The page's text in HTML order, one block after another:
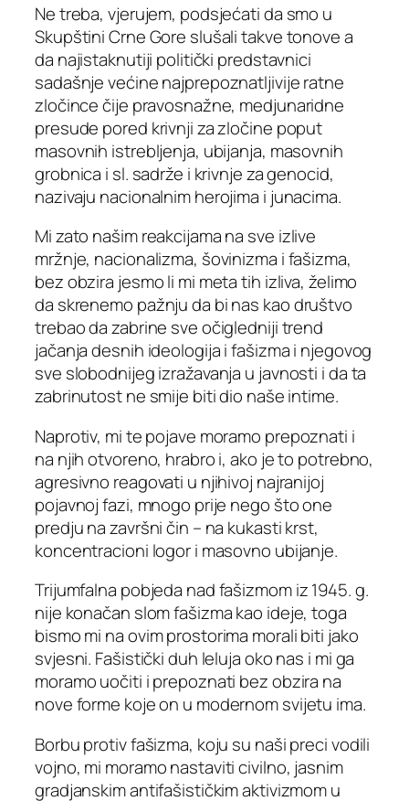
Ne treba, vjerujem, podsjećati da smo u
Skupštini Crne Gore slušali takve tonove a
da najistaknutiji politički predstavnici
sadašnje većine najprepoznatljivije ratne
zločince čije pravosnažne, medjunaridne
presude pored krivnji za zločine poput
masovnih istrebljenja, ubijanja, masovnih
grobnica i sl. sadrže i krivnje za genocid,
nazivaju nacionalnim herojima i junacima.
Mi zato našim reakcijama na sve izlive
mržnje, nacionalizma, šovinizma i fašizma,
bez obzira jesmo li mi meta tih izliva, želimo
da skrenemo pažnju da bi nas kao društvo
trebao da zabrine sve očigledniji trend
jačanja desnih ideologija i fašizma i njegovog
sve slobodnijeg izražavanja u javnosti i da ta
zabrinutost ne smije biti dio naše intime.
Naprotiv, mi te pojave moramo prepoznati i
na njih otvoreno, hrabro i, ako je to potrebno,
agresivno reagovati u njihivoj najranijoj
pojavnoj fazi, mnogo prije nego što one
predju na završni čin – na kukasti krst,
koncentracioni logor i masovno ubijanje.
Trijumfalna pobjeda nad fašizmom iz 1945. g.
nije konačan slom fašizma kao ideje, toga
bismo mi na ovim prostorima morali biti jako
svjesni. Fašistički duh leluja oko nas i mi ga
moramo uočiti i prepoznati bez obzira na
nove forme koje on u modernom svijetu ima.
Borbu protiv fašizma, koju su naši preci vodili
vojno, mi moramo nastaviti civilno, jasnim
gradjanskim antifašističkim aktivizmom u